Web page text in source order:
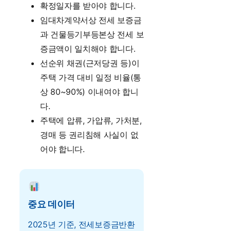
확정일자를 받아야 합니다.
임대차계약서상 전세 보증금
과 건물등기부등본상 전세 보
증금액이 일치해야 합니다.
선순위 채권(근저당권 등)이
주택 가격 대비 일정 비율(통
상 80~90%) 이내여야 합니
다.
주택에 압류, 가압류, 가처분,
경매 등 권리침해 사실이 없
어야 합니다.
중요 데이터
2025년 기준, 전세보증금반환